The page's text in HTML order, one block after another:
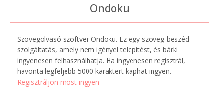
Ondoku
Szövegolvasó szoftver Ondoku. Ez egy szöveg-beszéd
szolgáltatás, amely nem igényel telepítést, és bárki
ingyenesen felhasználhatja. Ha ingyenesen regisztrál,
havonta legfeljebb 5000 karaktert kaphat ingyen.
Regisztráljon most ingyen